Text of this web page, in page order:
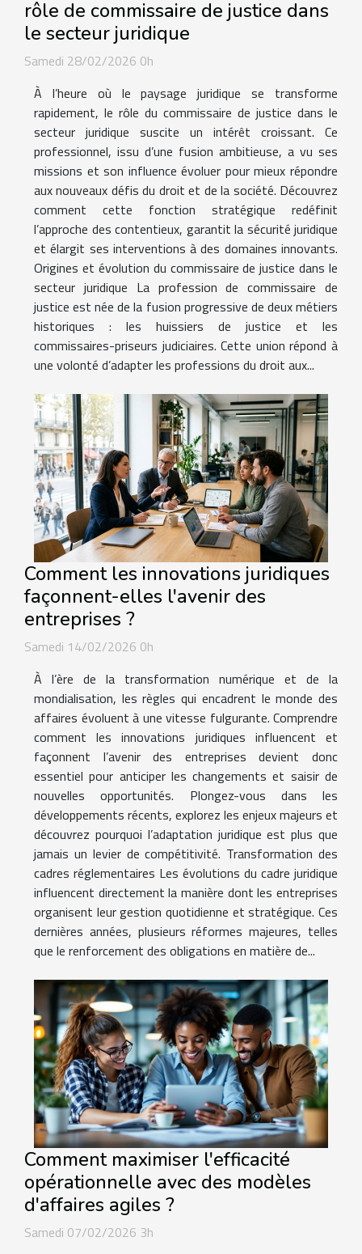
rôle de commissaire de justice dans
le secteur juridique
Samedi 28/02/2026 0h
À l’heure où le paysage juridique se transforme
rapidement, le rôle du commissaire de justice dans le
secteur juridique suscite un intérêt croissant. Ce
professionnel, issu d’une fusion ambitieuse, a vu ses
missions et son influence évoluer pour mieux répondre
aux nouveaux défis du droit et de la société. Découvrez
comment cette fonction stratégique redéfinit
l’approche des contentieux, garantit la sécurité juridique
et élargit ses interventions à des domaines innovants.
Origines et évolution du commissaire de justice dans le
secteur juridique La profession de commissaire de
justice est née de la fusion progressive de deux métiers
historiques : les huissiers de justice et les
commissaires-priseurs judiciaires. Cette union répond à
une volonté d’adapter les professions du droit aux...
Comment les innovations juridiques
façonnent-elles l'avenir des
entreprises ?
Samedi 14/02/2026 0h
À l’ère de la transformation numérique et de la
mondialisation, les règles qui encadrent le monde des
affaires évoluent à une vitesse fulgurante. Comprendre
comment les innovations juridiques influencent et
façonnent l’avenir des entreprises devient donc
essentiel pour anticiper les changements et saisir de
nouvelles opportunités. Plongez-vous dans les
développements récents, explorez les enjeux majeurs et
découvrez pourquoi l’adaptation juridique est plus que
jamais un levier de compétitivité. Transformation des
cadres réglementaires Les évolutions du cadre juridique
influencent directement la manière dont les entreprises
organisent leur gestion quotidienne et stratégique. Ces
dernières années, plusieurs réformes majeures, telles
que le renforcement des obligations en matière de...
Comment maximiser l'efficacité
opérationnelle avec des modèles
d'affaires agiles ?
Samedi 07/02/2026 3h